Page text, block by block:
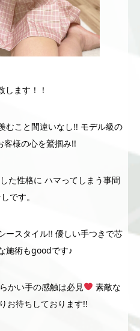
します！！
むこと間違いなし!! モデル級の
客様の心を鷲掴み!!
た性格に ハマってしまう事間
です。
ースタイル!! 優しい手つきで芯
施術もgoodです♪
かい手の感触は必見
素敵な
お待ちしております!!